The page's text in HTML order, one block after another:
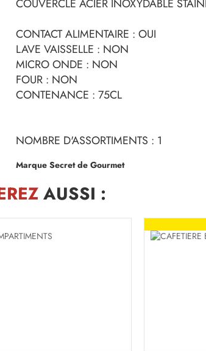
COUVERCLE ACIER INOXYDABLE
CONTACT ALIMENTAIRE : OUI
LAVE VAISSELLE : NON
MICRO ONDE : NON
FOUR : NON
CONTENANCE : 75CL
NOMBRE D'ASSORTIMENTS : 1
Marque Secret de Gourmet
AUSSI :